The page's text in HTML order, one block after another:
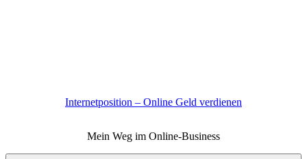
Internetposition – Online Geld verdienen
Mein Weg im Online-Business